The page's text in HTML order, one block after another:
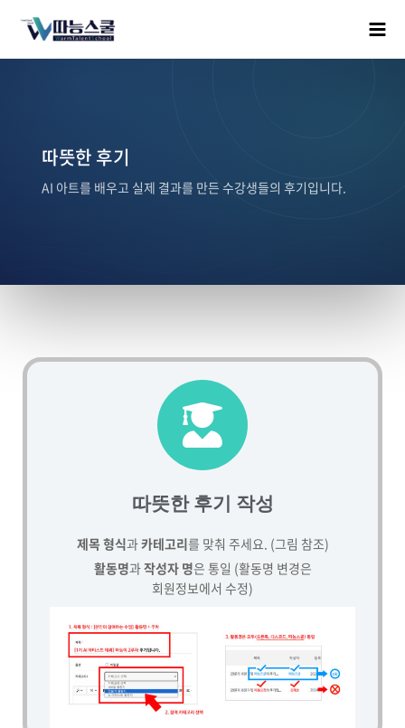
따뜻한 후기
AI 아트를 배우고 실제 결과를 만든 수강생들의 후기입니다.
따뜻한 후기 작성
제목 형식과카테고리를 맞춰 주세요. (그림 참조)
활동명과작성자 명은 통일 (활동명 변경은
회원정보에서 수정)